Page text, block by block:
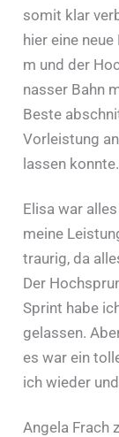
somit klar
hier eine
m und der
nasser Bahn
Beste
Vorleistung
lassen konnte.
Elisa war
meine
traurig, da
Der
Sprint habe
gelassen.
es war ein
ich wieder
Angela Frach